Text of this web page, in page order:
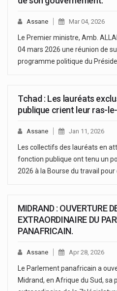
Assane Mar 04, 2026
Le Premier ministre, Amb.
04 mars 2026 une réunion de
programme politique du
Tchad : Les lauréats
publique crient leur ras-
Assane Jan 11, 2026
Les collectifs des lauréats en
fonction publique ont tenu un
2026 à la Bourse du travail pour
MIDRAND : OUVERTURE
EXTRAORDINAIRE DU
PANAFRICAIN.
Assane Apr 28, 2026
Le Parlement panafricain a
Midrand, en Afrique du Sud, sa